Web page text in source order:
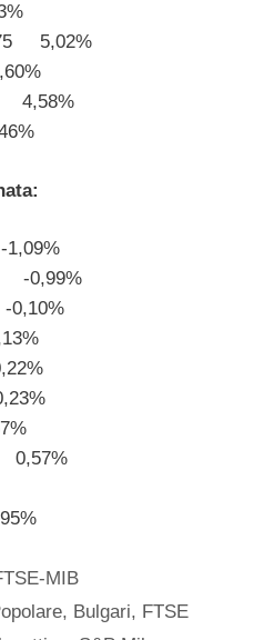
5,02%
4,58%
-0,99%
0,57%
MIB
, Bulgari, FTSE